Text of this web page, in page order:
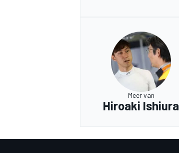
Meer van
Hiroaki Ishiura